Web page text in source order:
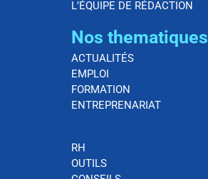
L’ÉQUIPE DE RÉDACTION
Nos thematiques
ACTUALITÉS
EMPLOI
FORMATION
ENTREPRENARIAT
RH
OUTILS